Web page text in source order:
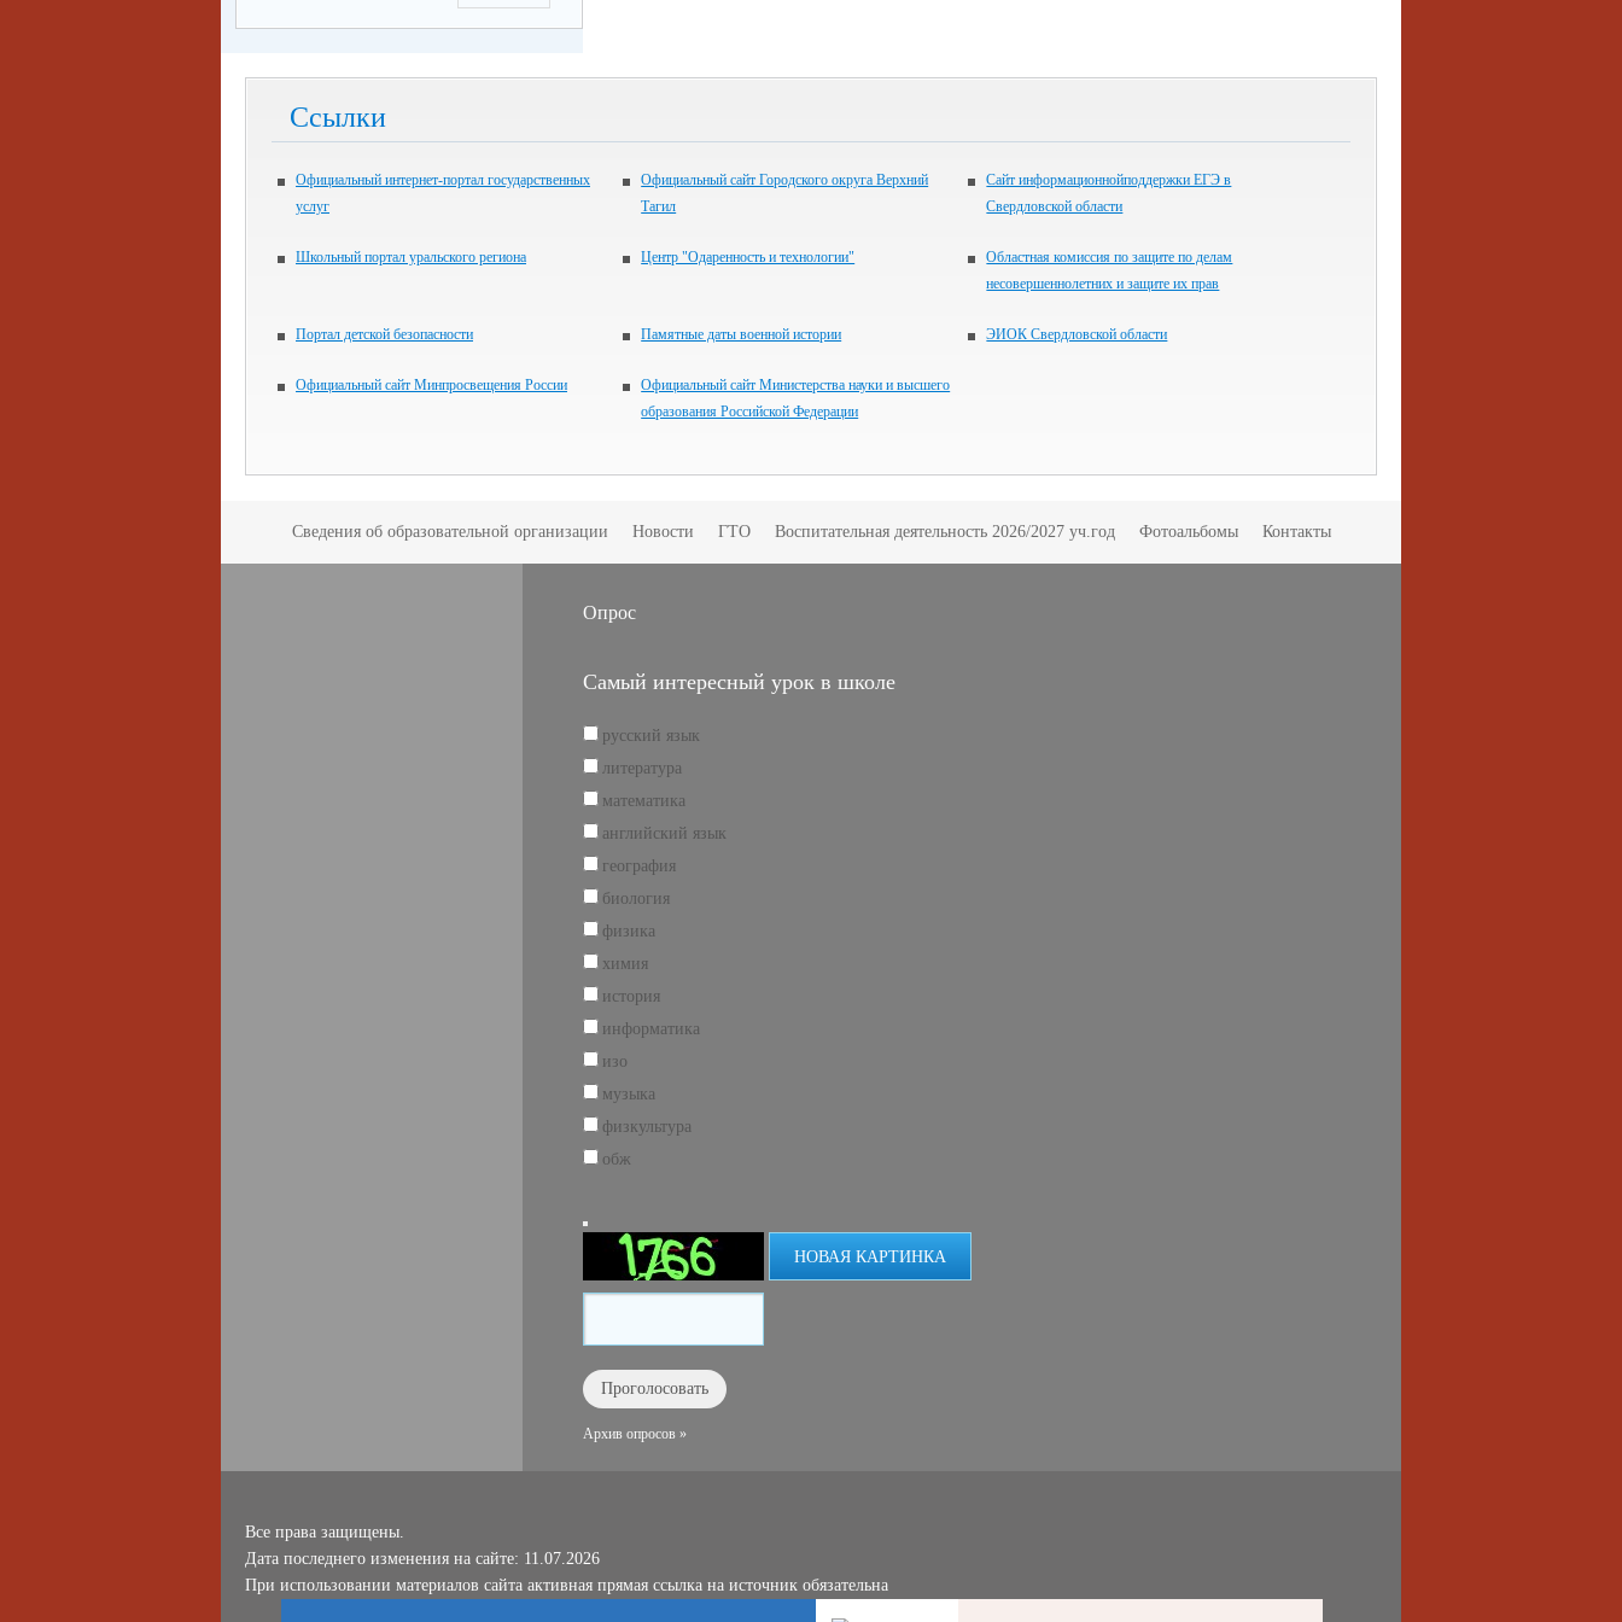
Ссылки
Официальный интернет-портал государственных
услуг
Официальный сайт Городского округа Верхний
Тагил
Сайт информационнойподдержки ЕГЭ в
Свердловской области
Школьный портал уральского региона Центр "Одаренность и технологии"
Областная комиссия по защите по делам
несовершеннолетних и защите их прав
Портал детской безопасности Памятные даты военной истории ЭИОК Свердловской области
Официальный сайт Минпросвещения России
Официальный сайт Министерства науки и высшего
образования Российской Федерации
Сведения об образовательной организации Новости ГТО Воспитательная деятельность 2026/2027 уч.год Фотоальбомы Контакты
Опрос
Самый интересный урок в школе
русский язык
литература
математика
английский язык
география
биология
физика
химия
история
информатика
изо
музыка
физкультура
обж
НОВАЯ КАРТИНКА
Архив опросов »
Все права защищены.
Дата последнего изменения на сайте: 11.07.2026
При использовании материалов сайта активная прямая ссылка на источник обязательна